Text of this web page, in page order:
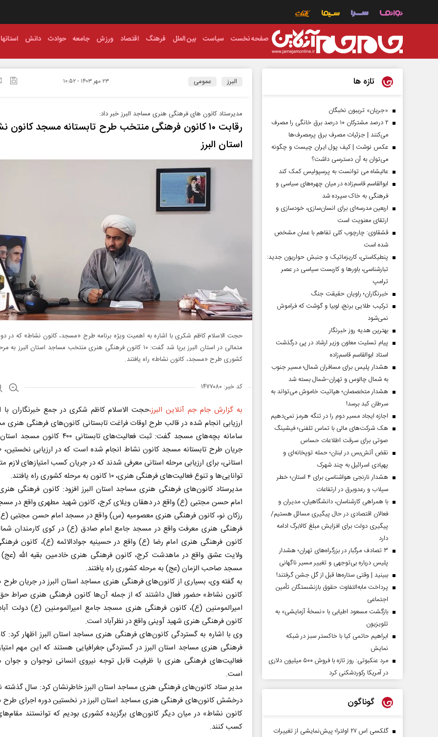
صفحه نخست سیاست بین الملل فرهنگ اقتصاد ورزش جامعه حوادث دانش استانها
البرز عمومی ۲۳ مهر ۱۴۰۳ - ۱۰:۵۲
مدیرستاد کانون های فرهنگی هنری مساجد البرز خبر داد:
رقابت ۱۰ کانون فرهنگی منتخب طرح تابستانه مسجد کانون
استان البرز
حجت الاسلام کاظم شکری با اشاره به اهمیت ویژه برنامه طرح «مسجد، کانون نشاط» که در
متمالی در استان البرز برپا شد گفت: ۱۰ کانون فرهنگی هنری منتخب مساجد استان البرز
کشوری طرح «مسجد، کانون نشاط» راه یافتند.
کد خبر: ۱۴۷۷۰۸۰
به گزارش جام جم آنلاین البرز،حجت الاسلام کاظم شکری در جمع خبرنگاران با
ارزیابی انجام شده در قالب طرح اوقات فراغت تابستانی کانون‌های فرهنگی هنری
سامانه بچه‌های مسجد گفت: ثبت فعالیت‌های تابستانی ۴۰۰
استانی، برای ارزیابی مرحله استانی معرفی شدند که در جریان کسب امتیاز‌های لازم
توانایی‌ها و تنوع فعالیت‌های فرهنگی هنری، ۱۰ کانون به مرحله کشوری راه یافتند.
مدیرستاد کانون‌های فرهنگی هنری مساجد استان البرز افزود: کانون فرهنگی
امام حسن مجتبی (ع) واقع در دهقان ویلای کرج، کانون شهید مطهری واقع در
رزکان نو، کانون فرهنگی هنری معصومیه (س) واقع در مسجد امام حسن مجتبی
فرهنگی هنری معرفت واقع در مسجد جامع امام صادق (ع) در کوی کارمندان
کانون فرهنگی هنری امام رضا (ع) واقع در حسینیه جوادالائمه (ع)، کانون
ولایت عشق واقع در ماهدشت کرج، کانون فرهنگی هنری خادمین بقیه الله (عج)
مسجد صاحب الزمان (عج) به مرحله کشوری راه یافتند.
به گفته وی، بسیاری از کانون‌های فرهنگی هنری مساجد استان البرز در جریان
کانون نشاط» حضور فعال داشتند که از جمله آن‌ها کانون فرهنگی هنری صراط
امیرالمومنین (ع)، کانون فرهنگی هنری مسجد جامع امیرالمومنین (ع) دولت
کانون فرهنگی هنری شهید آوینی واقع در نظرآباد است.
وی با اشاره به گستردگی کانون‌های فرهنگی هنری مساجد استان البرز اظهار کرد:
فرهنگی هنری مساجد استان البرز در گستردگی جغرافیایی هستند که این مهم
فعالیت‌های فرهنگی هنری با ظرفیت قابل توجه نیروی انسانی نوجوان و
است.
مدیر ستاد کانون‌های فرهنگی هنری مساجد استان البرز خاطرنشان کرد: سال گذشته
درخشش کانون‌های فرهنگی هنری مساجد استان البرز در نخستین دوره اجرای
کانون نشاط» در میان دیگر کانون‌های برگزیده کشوری بودیم که توانستند
کسب کنند.
تازه ها
«جریان» تریبون نخبگان
۲ درصد مشترکان ۱۰ درصد برق خانگی را مصرف
می‌کنند | جزئیات مصرف برق پرمصرف‌ها
عکس نوشت | کیف پول ایران چیست و چگونه
می‌توان به آن دسترسی داشت؟
عالیشاه می توانست به پرسپولیس کمک کند
ابوالقاسم قاسم‌زاده در میان چهره‌های سیاسی و
فرهنگی به خاک سپرده شد
اربعین مدرسه‌ای برای انسان‌سازی، خودسازی و
ارتقای معنویت است
قشقاوی: چارچوب کلی تفاهم با عمان مشخص
شده است
پنطیکاستی، کاریزماتیک و جنبش حواریون جدید:
تبارشناسی، باور‌ها و کاربست سیاسی در عصر
ترامپ
خبرنگاران؛ راویان حقیقت جنگ
ترکیب طلایی برنج، لوبیا و گوشت که فراموش
نمی‌شود
بهترین هدیه روز خبرنگار
پیام تسلیت معاون وزیر ارشاد در پی درگذشت
استاد ابوالقاسم قاسم‌زاده
هشدار پلیس برای مسافران شمال؛ مسیر جنوب
به شمال چالوس و تهران–شمال بسته شد
هشدار متخصصان؛ هپاتیت خاموش می‌تواند به
سرطان کبد برسد!
اجازه ایجاد مسیر دوم را در تنگه هرمز نمی‌دهیم
هک شرکت‌های مالی با تماس تلفنی؛ فیشینگ
صوتی برای سرقت اطلاعات حساس
نقض آتش‌بس در لبنان؛ حمله توپخانه‌ای و
پهپادی اسرائیل به چند شهرک
هشدار نارنجی هواشناسی برای ۴ استان؛ خطر
سیلاب و رعدوبرق در ارتفاعات
با همراهی کارشناسان، دانشگاهیان، مدیران و
فعالان اقتصادی در حال پیگیری مسائل هستیم/
پیگیری دولت برای افزایش مبلغ کالابرگ ادامه
دارد
۳ تصادف مرگبار در بزرگراه‌های تهران؛ هشدار
پلیس درباره بی‌توجهی و تغییر مسیر ناگهانی
ببینید | وقتی ستاره‌ها قبل از گل جشن گرفتند!
پرداخت مابه‌التفاوت حقوق بازنشستگان تأمین
اجتماعی
بازگشت مسعود اطیابی با «نسخهٔ آزمایشی» به
تلویزیون
ابراهیم حاتمی کیا با خاکستر سبز در شبکه
نمایش
مرد عنکبوتی: روز تازه با فروش ۵۰۰ میلیون دلاری
در آمریکا رکوردشکنی کرد
گوناگون
گلکسی اس ۲۷ اولترا؛ پیش‌نمایشی از تغییرات